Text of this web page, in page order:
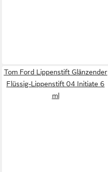
Tom Ford Lippenstift Glänzender
Flüssig-Lippenstift 04 Initiate 6
ml